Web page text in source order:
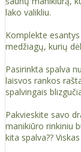
lako valikliu.
Komplekte
medžiagų, kurių
Pasirinkta spalva
laisvos rankos
spalvingais
Pakvieskite savo
manikiūro rinkiniu
kita spalva??